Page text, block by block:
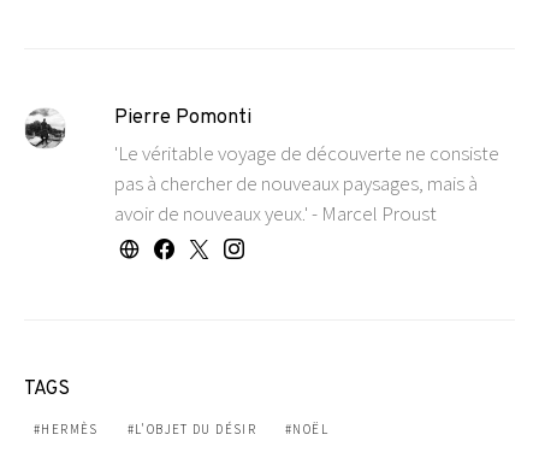
Pierre Pomonti
'Le véritable voyage de découverte ne consiste
pas à chercher de nouveaux paysages, mais à
avoir de nouveaux yeux.' - Marcel Proust
TAGS
HERMÈS L'OBJET DU DÉSIR NOËL